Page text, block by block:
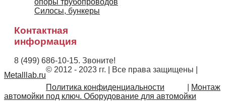
Силосы, бункеры
Контактная
информация
8 (499) 686-10-15. Звоните!
Metalllab.ru
© 2012 - 2023 гг. | Все права защищены
Политика конфиденциальности
Монтаж
автомойки под ключ. Оборудование для автомойки